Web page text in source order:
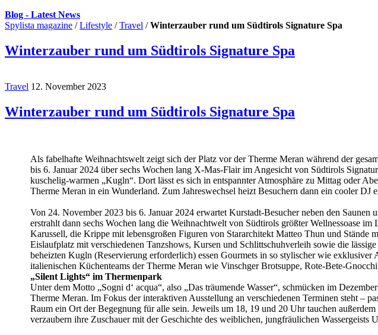
Blog - Latest News
Spylista magazine / Lifestyle / Travel / Winterzauber rund um Südtirols Signature Spa
Winterzauber rund um Südtirols Signature Spa
Travel 12. November 2023
Winterzauber rund um Südtirols Signature Spa
Als fabelhafte Weihnachtswelt zeigt sich der Platz vor der Therme Meran während der
bis 6. Januar 2024 über sechs Wochen lang X-Mas-Flair im Angesicht von Südtirols
kuschelig-warmen „Kugln“. Dort lässt es sich in entspannter Atmosphäre zu Mittag oder
Therme Meran in ein Wunderland. Zum Jahreswechsel heizt Besuchern dann ein cooler
Von 24. November 2023 bis 6. Januar 2024 erwartet Kurstadt-Besucher neben den
erstrahlt dann sechs Wochen lang die Weihnachtwelt von Südtirols größter Wellnessoase
Karussell, die Krippe mit lebensgroßen Figuren von Stararchitekt Matteo Thun und Stände
Eislaufplatz mit verschiedenen Tanzshows, Kursen und Schlittschuhverleih sowie die
beheizten Kugln (Reservierung erforderlich) essen Gourmets in so stylischer wie
italienischen Küchenteams der Therme Meran wie Vinschger Brotsuppe, Rote-Bete-
„Silent Lights“ im Thermenpark
Unter dem Motto „Sogni d‘ acqua“, also „Das träumende Wasser“, schmücken im
Therme Meran. Im Fokus der interaktiven Ausstellung an verschiedenen Terminen steht –
Raum ein Ort der Begegnung für alle sein. Jeweils um 18, 19 und 20 Uhr tauchen
verzaubern ihre Zuschauer mit der Geschichte des weiblichen, jungfräulichen Wassergeists